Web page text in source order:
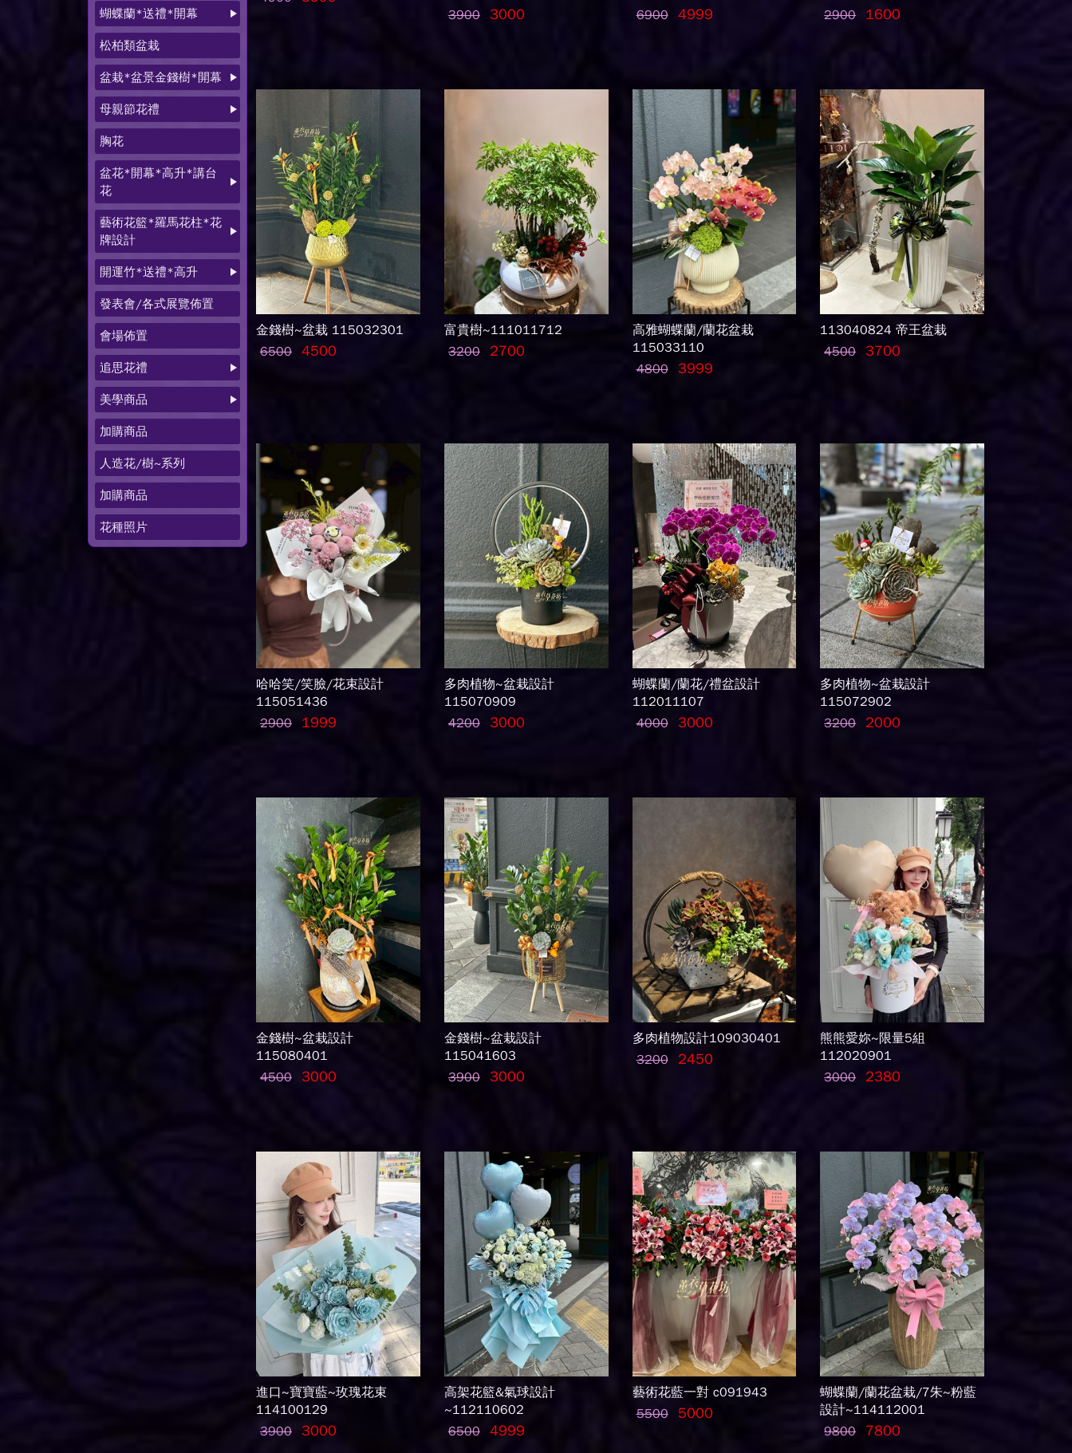
蝴蝶蘭*送禮*開幕
松柏類盆栽
盆栽*盆景金錢樹*開幕
母親節花禮
胸花
盆花*開幕*高升*講台
花
藝術花籃*羅馬花柱*花
牌設計
開運竹*送禮*高升
發表會/各式展覽佈置
會場佈置
追思花禮
美學商品
加購商品
人造花/樹~系列
加購商品
花種照片
3900
3000
6900
4999
2900
1600
金錢樹~盆栽 115032301
6500 4500
富貴樹~111011712
3200
2700
高雅蝴蝶蘭/蘭花盆栽
115033110
4800
3999
113040824 帝王盆栽
4500 3700
哈哈笑/笑臉/花束設計
115051436
2900
1999
多肉植物~盆栽設計
115070909
4200
3000
蝴蝶蘭/蘭花/禮盆設計
112011107
4000
3000
多肉植物~盆栽設計
115072902
3200
2000
金錢樹~盆栽設計
115080401
4500 3000
金錢樹~盆栽設計
115041603
3900
3000
多肉植物設計109030401
3200
2450
熊熊愛妳~限量5組
112020901
3000
2380
進口~寶寶藍~玫瑰花束
114100129
3900
3000
高架花籃&氣球設計
~112110602
6500
4999
藝術花藍一對 c091943
5500
5000
蝴蝶蘭/蘭花盆栽/7朱~粉藍
設計~114112001
9800
7800